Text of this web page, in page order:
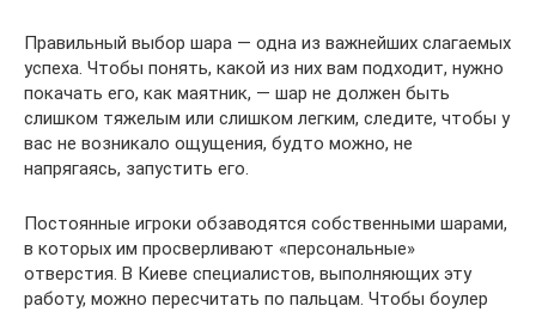
Правильный выбор шара — одна из важнейших слагаемых
успеха. Чтобы понять, какой из них вам подходит, нужно
покачать его, как маятник, — шар не должен быть
слишком тяжелым или слишком легким, следите, чтобы у
вас не возникало ощущения, будто можно, не
напрягаясь, запустить его.
Постоянные игроки обзаводятся собственными шарами,
в которых им просверливают «персональные»
отверстия. В Киеве специалистов, выполняющих эту
работу, можно пересчитать по пальцам. Чтобы боулер